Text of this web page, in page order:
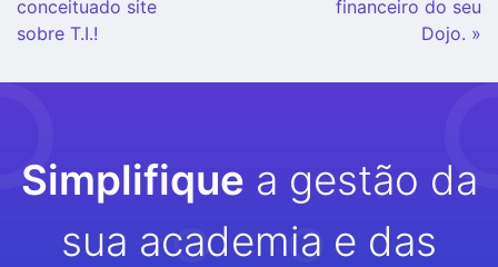
conceituado site
sobre T.I.!
financeiro do seu
Dojo. »
Simplifique a gestão da
sua academia e das